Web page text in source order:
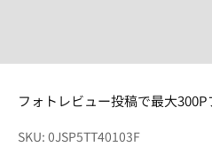
フォトレビュー投稿で最大300P
SKU: 0JSP5TT40103F